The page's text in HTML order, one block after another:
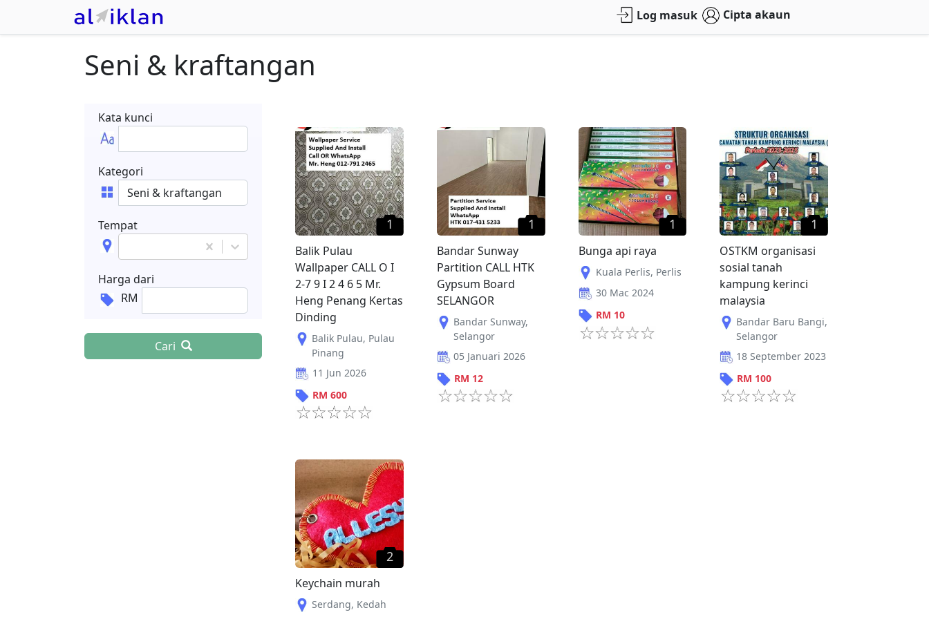
Log masuk Cipta akaun
Seni & kraftangan
Kata kunci
Kategori
Tempat
Harga dari
RM
Cari
1
Balik Pulau
Wallpaper CALL O I
2-7 9 I 2 4 6 5 Mr.
Heng Penang Kertas
Dinding
Balik Pulau, Pulau
Pinang
11 Jun 2026
RM 600
1
Bandar Sunway
Partition CALL HTK
Gypsum Board
SELANGOR
Bandar Sunway,
Selangor
05 Januari 2026
RM 12
1
Bunga api raya
Kuala Perlis, Perlis
30 Mac 2024
RM 10
1
OSTKM organisasi
sosial tanah
kampung kerinci
malaysia
Bandar Baru Bangi,
Selangor
18 September 2023
RM 100
2
Keychain murah
Serdang, Kedah